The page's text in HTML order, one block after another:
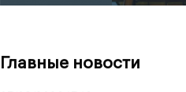
Главные новости